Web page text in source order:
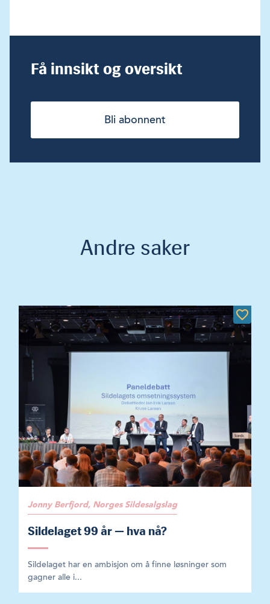
Få innsikt og oversikt
Bli abonnent
Andre saker
Jonny Berfjord, Norges Sildesalgslag
Sildelaget 99 år — hva nå?
Sildelaget har en ambisjon om å finne løsninger som
gagner alle i...